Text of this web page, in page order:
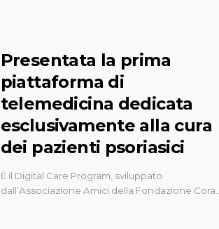
Presentata la prima
piattaforma di
telemedicina dedicata
esclusivamente alla cura
dei pazienti psoriasici
È il Digital Care Program, sviluppato
dall’Associazione Amici della Fondazione Cora…